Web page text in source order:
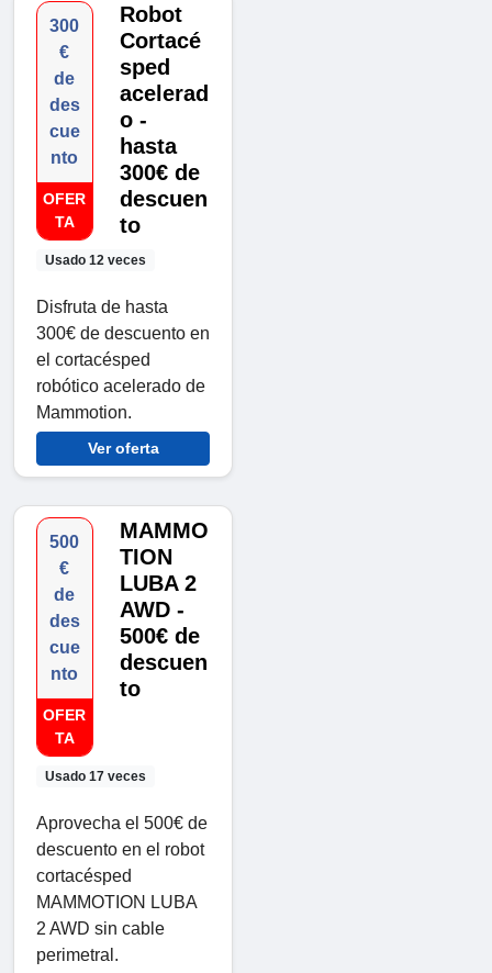
300
€
de
des
cue
nto
OFER
TA
Usado 12 veces
Robot
Cortacé
sped
acelerad
o -
hasta
300€ de
descuen
to
Disfruta de hasta
300€ de descuento en
el cortacésped
robótico acelerado de
Mammotion.
Ver oferta
500
€
de
des
cue
nto
OFER
TA
Usado 17 veces
MAMMO
TION
LUBA 2
AWD -
500€ de
descuen
to
Aprovecha el 500€ de
descuento en el robot
cortacésped
MAMMOTION LUBA
2 AWD sin cable
perimetral.